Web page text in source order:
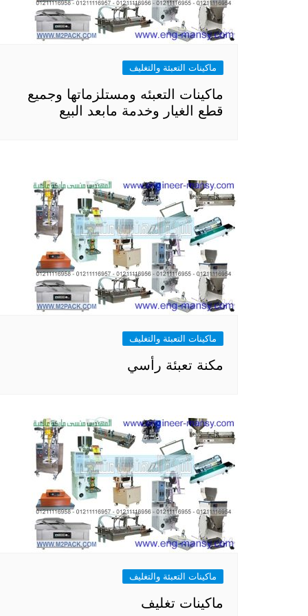
ماكينات التعبئة والتغليف
ماكينات التعبئه ومستلزماتها وجميع
قطع الغيار وخدمة مابعد البيع
ماكينات التعبئة والتغليف
مكنة تعبئة رأسي
ماكينات التعبئة والتغليف
ماكينات تغليف